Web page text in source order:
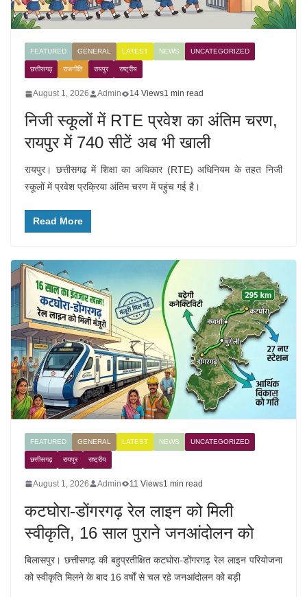
FEATURED GENERAL LATEST NEWS UNCATEGORIZED
छत्तीसगढ़ राजनीति रायपुर राष्ट्रीय
August 1, 2026 Admin 14 Views1 min read
निजी स्कूलों में RTE प्रवेश का अंतिम चरण,
रायपुर में 740 सीटें अब भी खाली
रायपुर। छत्तीसगढ़ में शिक्षा का अधिकार (RTE) अधिनियम के तहत निजी
स्कूलों में प्रवेश प्रक्रिया अंतिम चरण में पहुंच गई है।
Read More
FEATURED GENERAL LATEST NEWS UNCATEGORIZED
छत्तीसगढ़ रायपुर राष्ट्रीय
August 1, 2026 Admin 11 Views1 min read
कटघोरा-डोंगरगढ़ रेल लाइन को मिली
स्वीकृति, 16 साल पुराने जनआंदोलन को
बिलासपुर। छत्तीसगढ़ की बहुप्रतीक्षित कटघोरा-डोंगरगढ़ रेल लाइन परियोजना
को स्वीकृति मिलने के बाद 16 वर्षों से चल रहे जनआंदोलन को बड़ी